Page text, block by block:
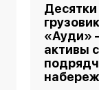
«Ауди»
активы